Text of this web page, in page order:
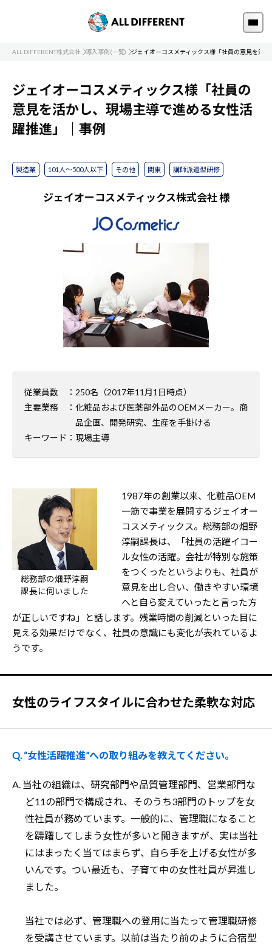
ALL DIFFERENT株式会社 導入事例(一覧) ジェイオーコスメティックス様「社員の意見を活
ジェイオーコスメティックス様「社員の
意見を活かし、現場主導で進める女性活
躍推進」｜事例
製造業 101人～500人以下 その他 関東 講師派遣型研修
ジェイオーコスメティックス株式会社 様
従業員数
：250名（2017年11月1日時点）
主要業務
：化粧品および医薬部外品のOEMメーカー。商
品企画、開発研究、生産を手掛ける
キーワード ：現場主導
総務部の畑野淳嗣
課長に伺いました
1987年の創業以来、化粧品OEM
一筋で事業を展開するジェイオー
コスメティックス。総務部の畑野
淳嗣課長は、「社員の活躍イコー
ル女性の活躍。会社が特別な施策
をつくったというよりも、社員が
意見を出し合い、働きやすい環境
へと自ら変えていったと言った方
が正しいですね」と話します。残業時間の削減といった目に
見える効果だけでなく、社員の意識にも変化が表れているよ
うです。
女性のライフスタイルに合わせた柔軟な対応
Q. “女性活躍推進”への取り組みを教えてください。
A. 当社の組織は、研究部門や品質管理部門、営業部門な
ど11の部門で構成され、そのうち3部門のトップを女
性社員が務めています。一般的に、管理職になること
を躊躇してしまう女性が多いと聞きますが、実は当社
にはまったく当てはまらず、自ら手を上げる女性が多
いんです。つい最近も、子育て中の女性社員が昇進し
ました。
当社では必ず、管理職への登用に当たって管理職研修
を受講させています。以前は当たり前のように合宿型